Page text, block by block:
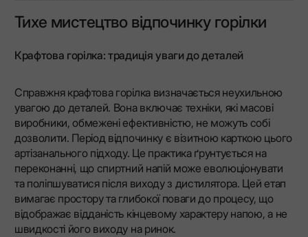
Тихе мистецтво відпочинку горілки
Крафтова горілка: традиція уваги до деталей
Справжня крафтова горілка визначається неухильною
увагою до деталей. Вона включає техніки, які масові
виробники, обмежені ефективністю, не можуть собі
дозволити. Період відпочинку є візитною карткою цього
артізанального підходу. Це практика ґрунтується на
переконанні, що спиртний напій може еволюціонувати
та поліпшуватися після виходу з дистилятора. Цей етап
вимагає простору та глибокої поваги до процесу, що
відображає відданість кінцевому характеру напою, а не
швидкості його виходу на ринок.